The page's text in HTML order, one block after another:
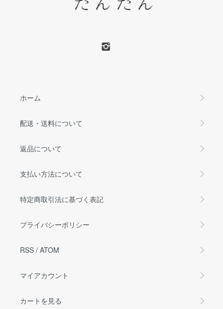
ホーム
配送・送料について
返品について
支払い方法について
特定商取引法に基づく表記
プライバシーポリシー
RSS / ATOM
マイアカウント
カートを見る